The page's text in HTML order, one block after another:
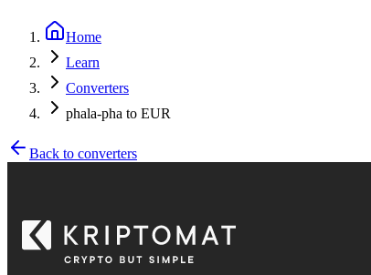
Home
Learn
Converters
phala-pha to EUR
Back to converters